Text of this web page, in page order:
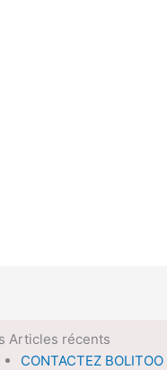
Articles récents
CONTACTEZ BOLITOO